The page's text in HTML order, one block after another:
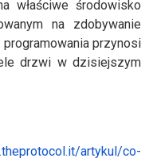
właściwe środowisko
na zdobywanie
przynosi
drzwi w dzisiejszym
artykul/co-